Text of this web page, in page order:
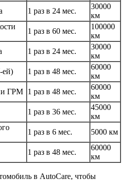
1 раз в 24 мес.
30000
км
1 раз в 60 мес.
100000
км
1 раз в 24 мес.
30000
км
ей)
1 раз в 48 мес.
60000
км
ГРМ 1 раз в 48 мес.
60000
км
1 раз в 36 мес.
45000
км
1 раз в 6 мес. 5000 км
1 раз в 48 мес.
60000
км
в AutoCare, чтобы